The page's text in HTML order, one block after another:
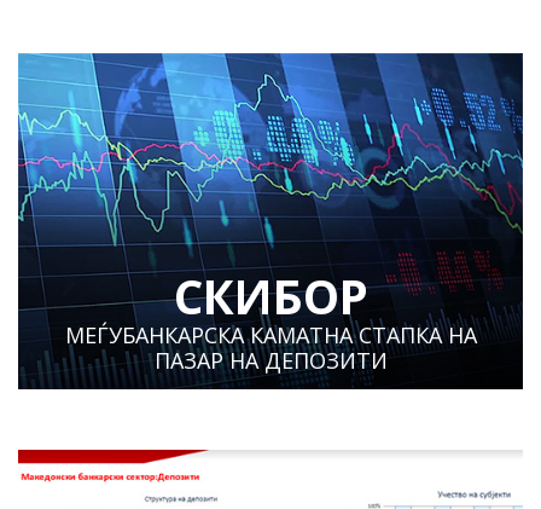
СКИБОР
МЕЃУБАНКАРСКА КАМАТНА СТАПКА НА
ПАЗАР НА ДЕПОЗИТИ